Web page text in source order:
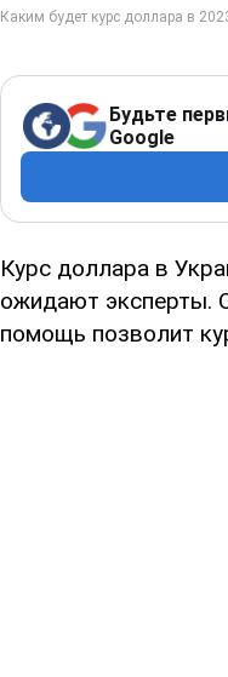
Будьте
Google
Курс доллара в
ожидают эксперты.
помощь позволит